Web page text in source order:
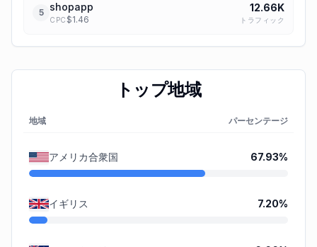
5 shopapp
CPC $1.46
12.66K
トラフィック
トップ地域
地域 パーセンテージ
アメリカ合衆国 67.93%
イギリス 7.20%